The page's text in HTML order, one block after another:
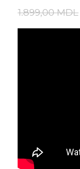
1.899,00MDL